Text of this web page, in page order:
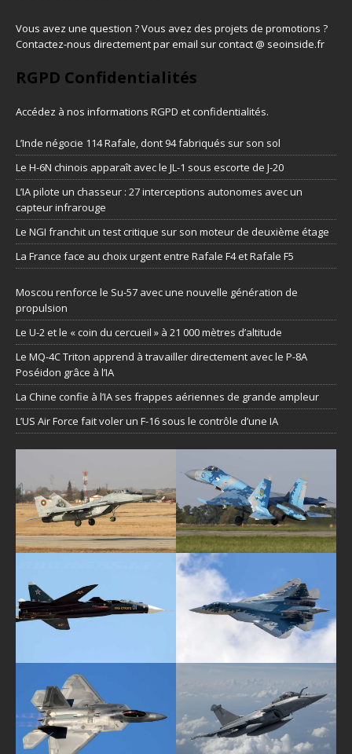
Vous avez une question ? Vous avez des projets de promotions ?
Contactez-nous directement par email sur contact @ seoinside.fr
RGPD Confidentialités
Accédez à nos informations RGPD et confidentialités.
L’Inde négocie 114 Rafale, dont 94 fabriqués sur son sol
Le H-6N chinois apparaît avec le JL-1 sous escorte de J-20
L’IA pilote un chasseur : 27 interceptions autonomes avec un
capteur infrarouge
Le NGI franchit un test critique sur son moteur de deuxième étage
La France face au choix urgent entre Rafale F4 et Rafale F5
Moscou renforce le Su-57 avec une nouvelle génération de
propulsion
Le U-2 et le « coin du cercueil » à 21 000 mètres d’altitude
Le MQ-4C Triton apprend à travailler directement avec le P-8A
Poséidon grâce à l’IA
La Chine confie à l’IA ses frappes aériennes de grande ampleur
L’US Air Force fait voler un F-16 sous le contrôle d’une IA